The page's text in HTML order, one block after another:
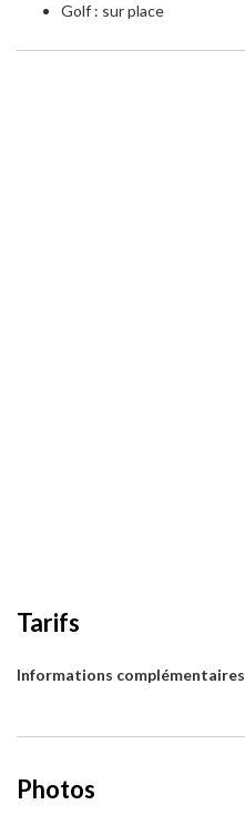
Golf : sur place
Tarifs
Informations complémentaires
Photos